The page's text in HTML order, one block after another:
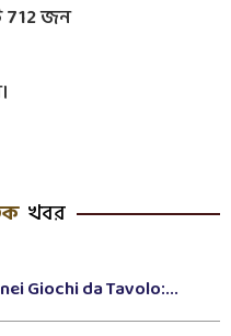
712 জন
খবর
Giochi da Tavolo:...